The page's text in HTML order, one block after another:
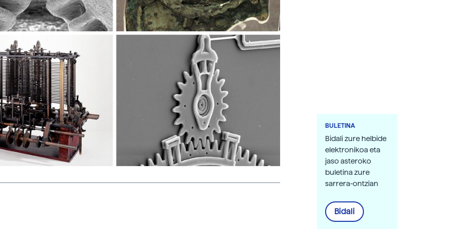
BULETINA
Bidali zure helbide
elektronikoa eta
jaso asteroko
buletina zure
sarrera-ontzian
Bidali